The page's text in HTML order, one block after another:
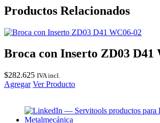
Productos Relacionados
Broca con Inserto ZD03 D41
$282.625 IVA incl.
Agregar Ver Producto